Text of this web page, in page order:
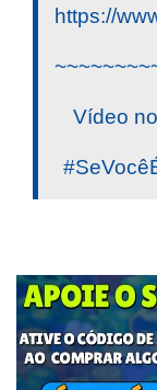
https://
Vídeo